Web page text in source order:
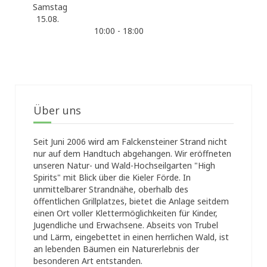
Samstag
15.08.
10:00 - 18:00
Über uns
Seit Juni 2006 wird am Falckensteiner Strand nicht
nur auf dem Handtuch abgehangen. Wir eröffneten
unseren Natur- und Wald-Hochseilgarten "High
Spirits" mit Blick über die Kieler Förde. In
unmittelbarer Strandnähe, oberhalb des
öffentlichen Grillplatzes, bietet die Anlage seitdem
einen Ort voller Klettermöglichkeiten für Kinder,
Jugendliche und Erwachsene. Abseits von Trubel
und Lärm, eingebettet in einen herrlichen Wald, ist
an lebenden Bäumen ein Naturerlebnis der
besonderen Art entstanden.